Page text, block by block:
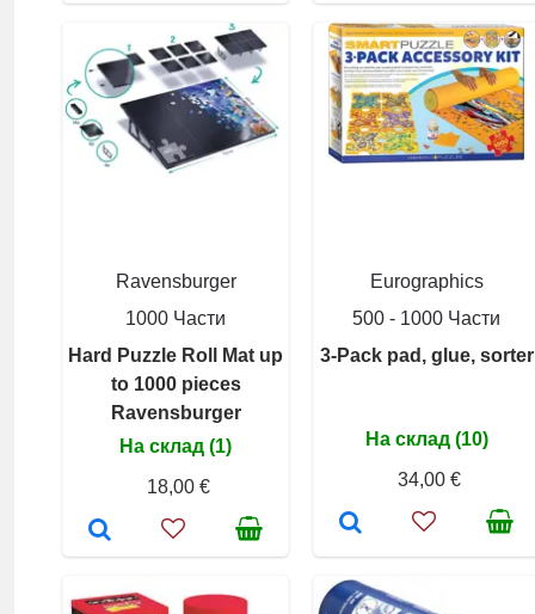
Ravensburger
1000 Части
Hard Puzzle Roll Mat up
to 1000 pieces
Ravensburger
На склад (1)
18,00 €
Eurographics
500 - 1000 Части
3-Pack pad, glue, sorter
На склад (10)
34,00 €